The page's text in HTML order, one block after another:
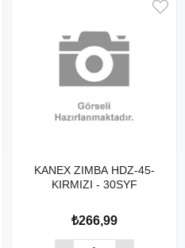
KANEX ZIMBA HDZ-45-
KIRMIZI - 30SYF
₺266,99